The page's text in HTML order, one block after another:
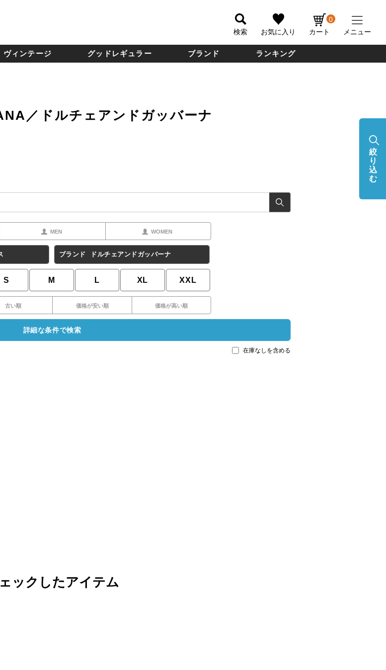
検索 お気に入り カート
0
メニュー
ヴィンテージ グッドレギュラー ブランド ランキング
／ドルチェアンドガッバーナ
MEN WOMEN
ブランド ドルチェアンドガッバーナ
S M L XL XXL
古い順 価格が安い順 価格が高い順
詳細な条件で検索
在庫なしを含める
ックしたアイテム
絞
り
込
む